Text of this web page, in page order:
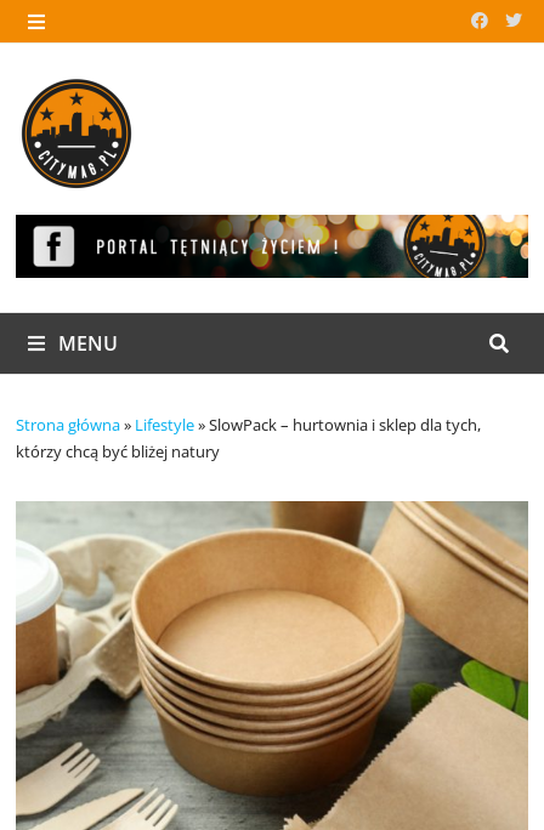
Skip
to
MENU
MENU
Strona główna» Lifestyle»SlowPack – hurtownia i sklep dla tych,
którzy chcą być bliżej natury